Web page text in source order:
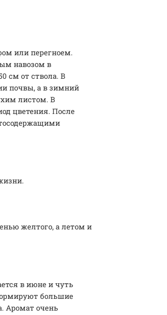
или перегноем.
навозом в
см от ствола. В
почвы, а в зимний
листом. В
цветения. После
желтого, а летом и
в июне и чуть
большие
Аромат очень